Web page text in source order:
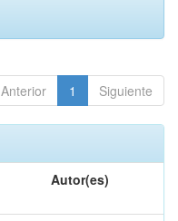
Anterior 1 Siguiente
Autor(es)